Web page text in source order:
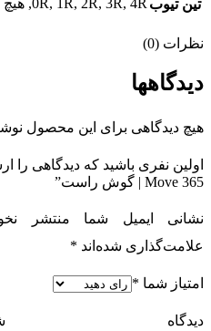
تین تیوب 0R, 1R, 2R, 3R, 4R, هیچ کدام
نظرات (0)
دیدگاهها
هیچ دیدگاهی برای این محصول
اولین نفری باشید که دیدگاهی
Move 365 | گوش راست”
نشانی ایمیل شما منتشر
علامت‌گذاری شده‌اند *
امتیاز شما *